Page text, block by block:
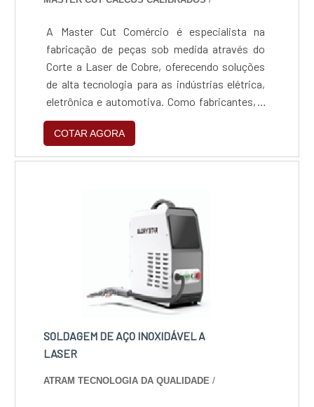
A Master Cut Comércio é especialista na
fabricação de peças sob medida através do
Corte a Laser de Cobre, oferecendo soluções
de alta tecnologia para as indústrias elétrica,
eletrônica e automotiva. Como fabricantes, a
empresa domina o processamento de metais
refletivos, transformando projetos complexos
em componentes reais com precisão, rapidez
COTAR AGORA
SOLDAGEM DE AÇO INOXIDÁVEL A
LASER
ATRAM TECNOLOGIA DA QUALIDADE /